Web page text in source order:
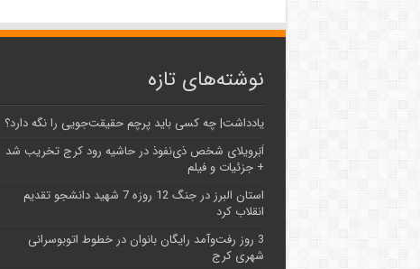
نوشته‌های تازه
یادداشت| ‌چه کسی باید پرچم حقیقت‌جویی را نگه دارد؟
اَبَر‌ویلای شخص ذی‌نفوذ در حاشیه‌ رود کرج تخریب شد
+ جزئیات و فیلم
استان البرز در جنگ 12 روزه 7 شهید دانشجو تقدیم
انقلاب کرد
3 روز رفت‌وآمد رایگان بانوان در خطوط اتوبوسرانی
شهری کرج